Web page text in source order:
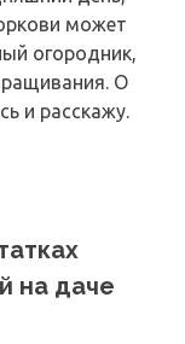
может
огородник,
О
и расскажу.
на даче